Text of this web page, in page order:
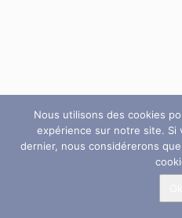
Nous utilisons des cookies
expérience sur notre site. Si
dernier, nous considérerons